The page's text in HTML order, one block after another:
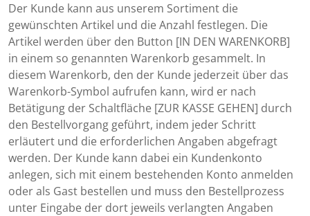
Der Kunde kann aus unserem Sortiment die
gewünschten Artikel und die Anzahl festlegen. Die
Artikel werden über den Button [IN DEN WARENKORB]
in einem so genannten Warenkorb gesammelt. In
diesem Warenkorb, den der Kunde jederzeit über das
Warenkorb-Symbol aufrufen kann, wird er nach
Betätigung der Schaltfläche [ZUR KASSE GEHEN] durch
den Bestellvorgang geführt, indem jeder Schritt
erläutert und die erforderlichen Angaben abgefragt
werden. Der Kunde kann dabei ein Kundenkonto
anlegen, sich mit einem bestehenden Konto anmelden
oder als Gast bestellen und muss den Bestellprozess
unter Eingabe der dort jeweils verlangten Angaben